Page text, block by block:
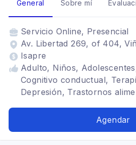
General Sobre mí
Servicio Online, Presencial
Av. Libertad 269, of 404,
Isapre
Adulto, Niños,
Cognitivo conductual,
Depresión, Trastornos
Agendar